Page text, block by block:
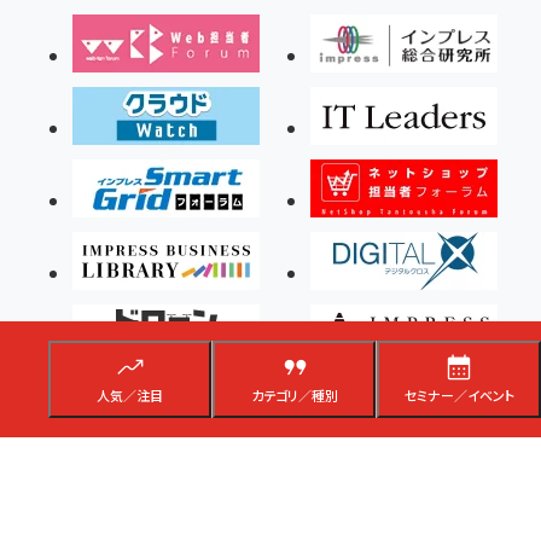
人気／注目 カテゴリ／種別 セミナー／イベント